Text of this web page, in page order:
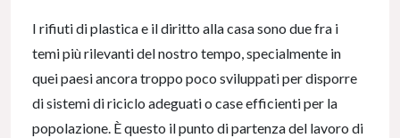
I rifiuti di plastica e il diritto alla casa sono due fra i
temi più rilevanti del nostro tempo, specialmente in
quei paesi ancora troppo poco sviluppati per disporre
di sistemi di riciclo adeguati o case efficienti per la
popolazione. È questo il punto di partenza del lavoro di